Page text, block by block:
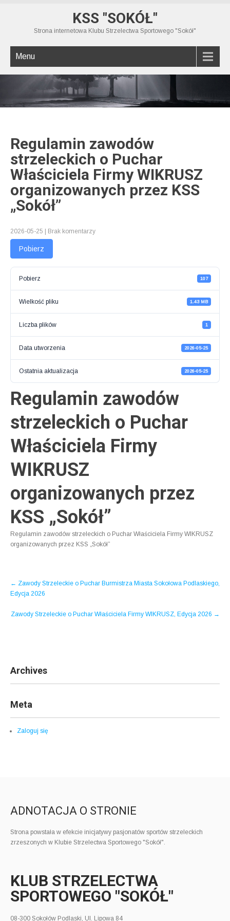
KSS "SOKÓŁ"
Strona internetowa Klubu Strzelectwa Sportowego "Sokół"
Menu
Regulamin zawodów
strzeleckich o Puchar
Właściciela Firmy WIKRUSZ
organizowanych przez KSS
„Sokół”
2026-05-25 Brak komentarzy
Pobierz
Pobierz 107
Wielkość pliku 1.43 MB
Liczba plików 1
Data utworzenia 2026-05-25
Ostatnia aktualizacja 2026-05-25
Regulamin zawodów
strzeleckich o Puchar
Właściciela Firmy
WIKRUSZ
organizowanych przez
KSS „Sokół”
Regulamin zawodów strzeleckich o Puchar Właściciela Firmy WIKRUSZ
organizowanych przez KSS „Sokół”
navigation
← Zawody Strzeleckie o Puchar Burmistrza Miasta Sokołowa Podlaskiego,
Edycja 2026
Zawody Strzeleckie o Puchar Właściciela Firmy WIKRUSZ, Edycja 2026 →
Archives
Meta
Zaloguj się
ADNOTACJA O STRONIE
Strona powstała w efekcie inicjatywy pasjonatów sportów strzeleckich
zrzeszonych w Klubie Strzelectwa Sportowego "Sokół".
KLUB STRZELECTWA
SPORTOWEGO "SOKÓŁ"
08-300 Sokołów Podlaski, Ul. Lipowa 84